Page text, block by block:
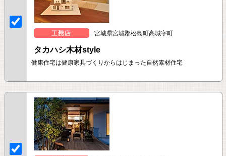
宮城県宮城郡松島町高城字町
タカハシ木材style
健康住宅は健康家具づくりからはじまった自然素材住宅